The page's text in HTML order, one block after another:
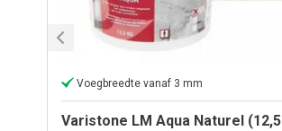
Voegbreedte vanaf 3 mm
Varistone LM Aqua Naturel (12,5